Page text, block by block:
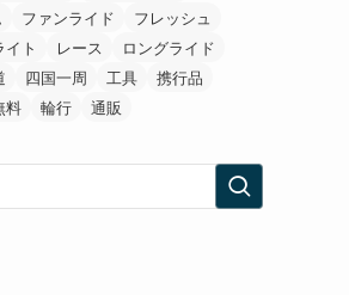
ファンライド
フレッシュ
イト レース
ロングライド
四国一周 工具
携行品
料 輪行 通販